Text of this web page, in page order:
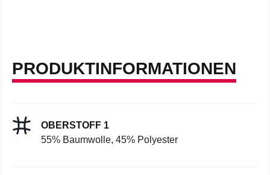
PRODUKTINFORMATIONEN
OBERSTOFF 1
55% Baumwolle, 45% Polyester